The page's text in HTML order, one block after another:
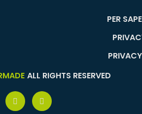
PER
ALL RIGHTS RESERVED